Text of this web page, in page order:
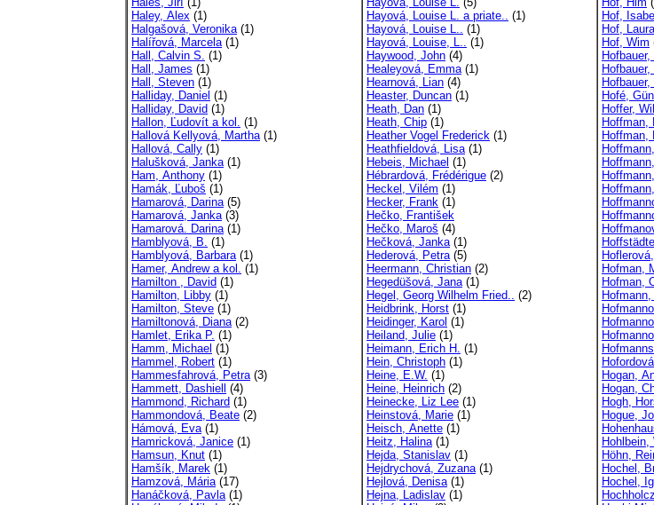
Haley, Alex (1)
Halgašová, Veronika(1)
Halířová, Marcela(1)
Hall, Calvin S. (1)
Hall, James (1)
Hall, Steven (1)
Halliday, Daniel (1)
Halliday, David (1)
Hallon, Ľudovít a kol. (1)
Hallová Kellyová, Martha(1)
Hallová, Cally (1)
Halušková, Janka(1)
Ham, Anthony (1)
Hamák, Ľuboš (1)
Hamarová, Darina(5)
Hamarová, Janka(3)
Hamarová. Darina(1)
Hamblyová, B. (1)
Hamblyová, Barbara(1)
Hamer, Andrew a kol. (1)
Hamilton , David (1)
Hamilton, Libby (1)
Hamilton, Steve (1)
Hamiltonová, Diana(2)
Hamlet, Erika P. (1)
Hamm, Michael (1)
Hammel, Robert (1)
Hammesfahrová, Petra(3)
Hammett, Dashiell
(4)
Hammond, Richard (1)
Hammondová, Beate (2)
Hámová, Eva(1)
Hamricková, Janice (1)
Hamsun, Knut (1)
Hamšík, Marek (1)
Hamzová, Mária(17)
Hanáčková, Pavla(1)
Hayová, Louise L. a priate.. (1)
Hayová, Louise L.. (1)
Hayová, Louise, L.. (1)
Haywood, John (4)
Healeyová, Emma(1)
Hearnová, Lian (4)
Heaster, Duncan (1)
Heath, Dan (1)
Heath, Chip (1)
Heather Vogel Frederick (1)
Heathfieldová, Lisa(1)
Hebeis, Michael (1)
Hébrardová, Frédérigue (2)
Heckel, Vilém (1)
Hecker, Frank (1)
Hečko, František
Hečko, Maroš (4)
Hečková, Janka(1)
Hederová, Petra(5)
Heermann, Christian (2)
Hegedüšová, Jana(1)
Hegel, Georg Wilhelm Fried.. (2)
Heidbrink, Horst (1)
Heidinger, Karol (1)
Heiland, Julie (1)
Heimann, Erich H. (1)
Hein, Christoph (1)
Heine, E.W. (1)
Heine, Heinrich (2)
Heinecke, Liz Lee (1)
Heinstová, Marie (1)
Heisch, Anette (1)
Heitz, Halina(1)
Hejda, Stanislav (1)
Hejdrychová, Zuzana(1)
Hejlová, Denisa(1)
Hejna, Ladislav (1)
Hof,
Hof, Laura
Hof, Wim
Hofé,
Hoffer,
Hoffman,
Hoffman,
Hofman,
Hofman,
Hogan,
Hogan,
Hogh,
Hogue,
Hohlbein,
Höhn,
Hochel,
Hochel,